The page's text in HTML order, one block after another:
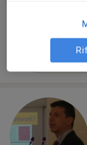
Chiedi di